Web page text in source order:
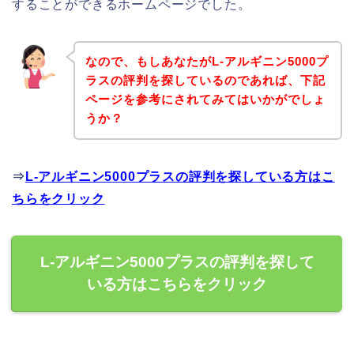
することができるホームページでした。
なので、もしあなたがL-アルギニン5000プ
ラスの評判を探しているのであれば、下記
ページを参考にされてみてはいかがでしょ
うか？
⇒ L-アルギニン5000プラスの評判を探している方はこ
ちらをクリック
L-アルギニン5000プラスの評判を探して
いる方はこちらをクリック